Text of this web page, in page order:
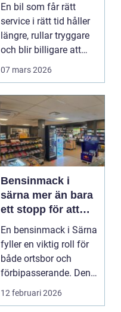
En bil som får rätt
service i rätt tid håller
längre, rullar tryggare
och blir billigare att
äga. I ...
07 mars 2026
Bensinmack i
särna mer än bara
ett stopp för att
tanka
En bensinmack i Särna
fyller en viktig roll för
både ortsbor och
förbipasserande. Den
fungerar som e...
12 februari 2026